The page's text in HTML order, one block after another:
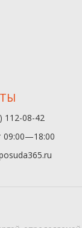
112-08-42